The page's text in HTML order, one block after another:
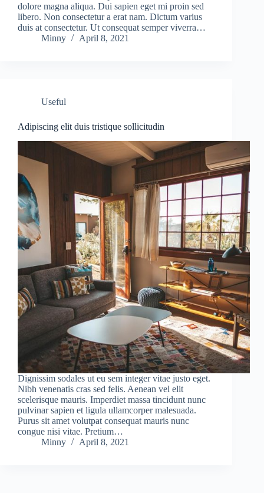
dolore magna aliqua. Dui sapien eget mi proin sed
libero. Non consectetur a erat nam. Dictum varius
duis at consectetur. Ut consequat semper viverra…
Minny
April 8, 2021
Useful
Adipiscing elit duis tristique sollicitudin
Dignissim sodales ut eu sem integer vitae justo eget.
Nibh venenatis cras sed felis. Aenean vel elit
scelerisque mauris. Imperdiet massa tincidunt nunc
pulvinar sapien et ligula ullamcorper malesuada.
Purus sit amet volutpat consequat mauris nunc
congue nisi vitae. Pretium…
Minny
April 8, 2021